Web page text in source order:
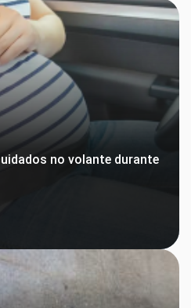
no volante durante